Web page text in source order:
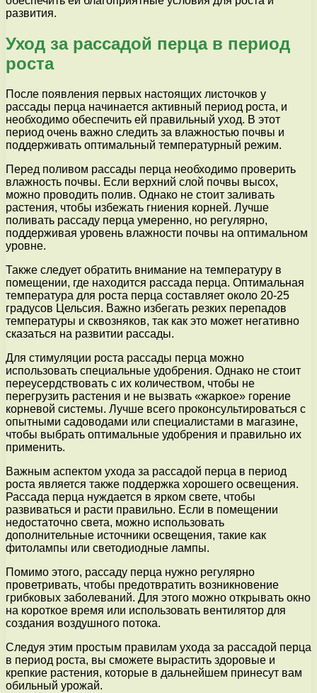
развития.
Уход за рассадой перца в период
роста
После появления первых настоящих листочков у
рассады перца начинается активный период роста, и
необходимо обеспечить ей правильный уход. В этот
период очень важно следить за влажностью почвы и
поддерживать оптимальный температурный режим.
Перед поливом рассады перца необходимо проверить
влажность почвы. Если верхний слой почвы высох,
можно проводить полив. Однако не стоит заливать
растения, чтобы избежать гниения корней. Лучше
поливать рассаду перца умеренно, но регулярно,
поддерживая уровень влажности почвы на оптимальном
уровне.
Также следует обратить внимание на температуру в
помещении, где находится рассада перца. Оптимальная
температура для роста перца составляет около 20-25
градусов Цельсия. Важно избегать резких перепадов
температуры и сквозняков, так как это может негативно
сказаться на развитии рассады.
Для стимуляции роста рассады перца можно
использовать специальные удобрения. Однако не стоит
переусердствовать с их количеством, чтобы не
перегрузить растения и не вызвать «жаркое» горение
корневой системы. Лучше всего проконсультироваться с
опытными садоводами или специалистами в магазине,
чтобы выбрать оптимальные удобрения и правильно их
применить.
Важным аспектом ухода за рассадой перца в период
роста является также поддержка хорошего освещения.
Рассада перца нуждается в ярком свете, чтобы
развиваться и расти правильно. Если в помещении
недостаточно света, можно использовать
дополнительные источники освещения, такие как
фитолампы или светодиодные лампы.
Помимо этого, рассаду перца нужно регулярно
проветривать, чтобы предотвратить возникновение
грибковых заболеваний. Для этого можно открывать окно
на короткое время или использовать вентилятор для
создания воздушного потока.
Следуя этим простым правилам ухода за рассадой перца
в период роста, вы сможете вырастить здоровые и
крепкие растения, которые в дальнейшем принесут вам
обильный урожай.